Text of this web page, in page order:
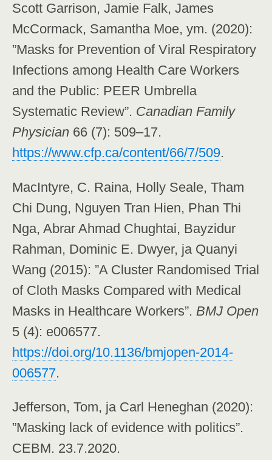
Scott Garrison, Jamie Falk, James
McCormack, Samantha Moe, ym. (2020):
”Masks for Prevention of Viral Respiratory
Infections among Health Care Workers
and the Public: PEER Umbrella
Systematic Review”. Canadian Family
Physician 66 (7): 509–17.
https://www.cfp.ca/content/66/7/509.
MacIntyre, C. Raina, Holly Seale, Tham
Chi Dung, Nguyen Tran Hien, Phan Thi
Nga, Abrar Ahmad Chughtai, Bayzidur
Rahman, Dominic E. Dwyer, ja Quanyi
Wang (2015): ”A Cluster Randomised Trial
of Cloth Masks Compared with Medical
Masks in Healthcare Workers”. BMJ Open
5 (4): e006577.
https://doi.org/10.1136/bmjopen-2014-
006577.
Jefferson, Tom, ja Carl Heneghan (2020):
”Masking lack of evidence with politics”.
CEBM. 23.7.2020.